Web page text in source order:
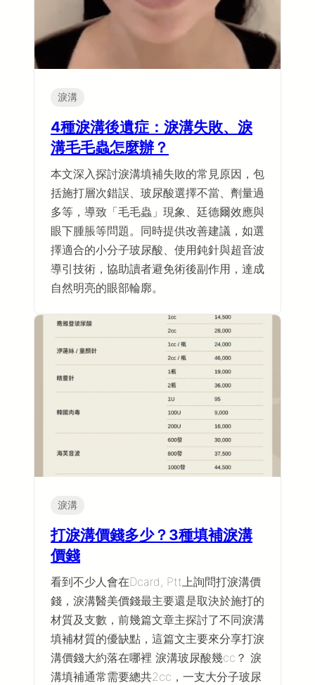
淚溝
4種淚溝後遺症：淚溝失敗、淚
溝毛毛蟲怎麼辦？
本文深入探討淚溝填補失敗的常見原因，包
括施打層次錯誤、玻尿酸選擇不當、劑量過
多等，導致「毛毛蟲」現象、廷德爾效應與
眼下腫脹等問題。同時提供改善建議，如選
擇適合的小分子玻尿酸、使用鈍針與超音波
導引技術，協助讀者避免術後副作用，達成
自然明亮的眼部輪廓。
淚溝
打淚溝價錢多少？3種填補淚溝
價錢
看到不少人會在Dcard, Ptt上詢問打淚溝價
錢，淚溝醫美價錢最主要還是取決於施打的
材質及支數，前幾篇文章主探討了不同淚溝
填補材質的優缺點，這篇文主要來分享打淚
溝價錢大約落在哪裡 淚溝玻尿酸幾cc？ 淚
溝填補通常需要總共2cc，一支大分子玻尿